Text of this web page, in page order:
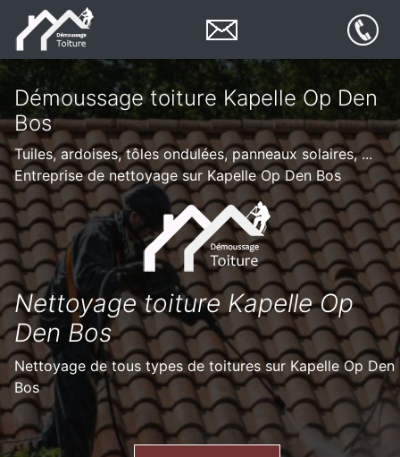
Démoussage toiture Kapelle Op Den
Bos
Tuiles, ardoises, tôles ondulées, panneaux solaires, ...
Entreprise de nettoyage sur Kapelle Op Den Bos
Nettoyage toiture Kapelle Op
Den Bos
Nettoyage de tous types de toitures sur Kapelle Op Den
Bos